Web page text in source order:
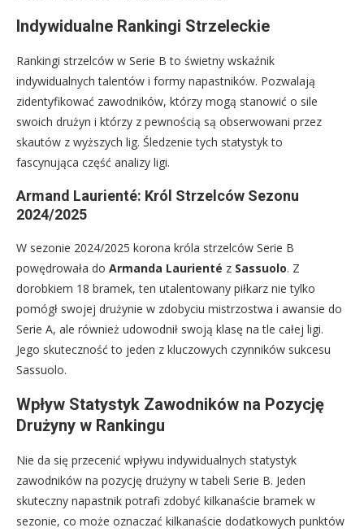
Indywidualne Rankingi Strzeleckie
Rankingi strzelców w Serie B to świetny wskaźnik
indywidualnych talentów i formy napastników. Pozwalają
zidentyfikować zawodników, którzy mogą stanowić o sile
swoich drużyn i którzy z pewnością są obserwowani przez
skautów z wyższych lig. Śledzenie tych statystyk to
fascynująca część analizy ligi.
Armand Laurienté: Król Strzelców Sezonu
2024/2025
W sezonie 2024/2025 korona króla strzelców Serie B
powędrowała do Armanda Laurienté z Sassuolo. Z
dorobkiem 18 bramek, ten utalentowany piłkarz nie tylko
pomógł swojej drużynie w zdobyciu mistrzostwa i awansie do
Serie A, ale również udowodnił swoją klasę na tle całej ligi.
Jego skuteczność to jeden z kluczowych czynników sukcesu
Sassuolo.
Wpływ Statystyk Zawodników na Pozycję
Drużyny w Rankingu
Nie da się przecenić wpływu indywidualnych statystyk
zawodników na pozycję drużyny w tabeli Serie B. Jeden
skuteczny napastnik potrafi zdobyć kilkanaście bramek w
sezonie, co może oznaczać kilkanaście dodatkowych punktów